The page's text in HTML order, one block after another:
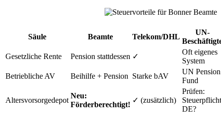
Säule Beamte Telekom/DHL
UN-
Gesetzliche Rente
Pension stattdessen ✓
Oft eigenes
System
Betriebliche AV
Beihilfe + Pension Starke bAV
UN Pension
Fund
Altersvorsorgedepot
Neu:
Förderberechtigt!
✓ (zusätzlich)
Prüfen:
Steuerpflicht
DE?